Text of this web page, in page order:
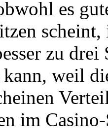
es
zu
kann, weil
im